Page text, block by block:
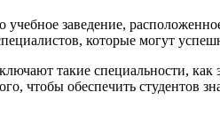
заведение,
которые могут
такие специальности,
чтобы обеспечить